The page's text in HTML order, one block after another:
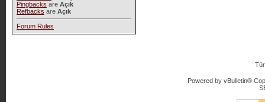
Pingbacks are Açık
Refbacks are Açık
Forum Rules
Powered by vBulletin®